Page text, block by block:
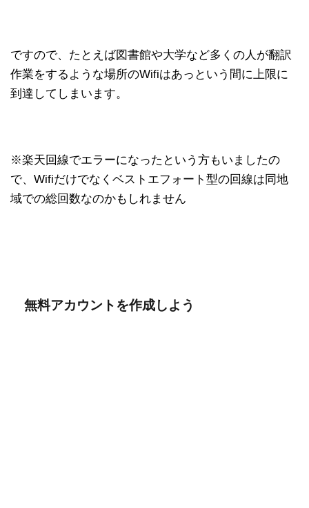
ですので、たとえば図書館や大学など多くの人が翻訳
作業をするような場所のWifiはあっという間に上限に
到達してしまいます。
※楽天回線でエラーになったという方もいましたの
で、Wifiだけでなくベストエフォート型の回線は同地
域での総回数なのかもしれません
無料アカウントを作成しよう